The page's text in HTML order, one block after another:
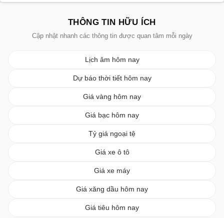
THÔNG TIN HỮU ÍCH
Cập nhật nhanh các thông tin được quan tâm mỗi ngày
Lịch âm hôm nay
Dự báo thời tiết hôm nay
Giá vàng hôm nay
Giá bạc hôm nay
Tỷ giá ngoại tệ
Giá xe ô tô
Giá xe máy
Giá xăng dầu hôm nay
Giá tiêu hôm nay